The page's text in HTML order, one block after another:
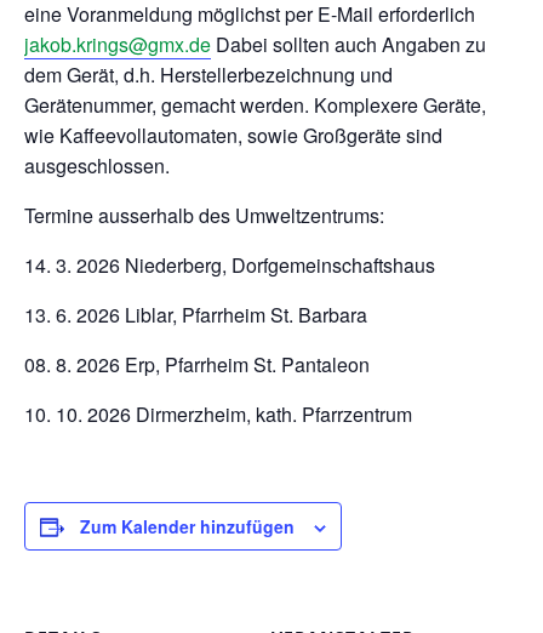
eine Voranmeldung möglichst per E-Mail erforderlich
jakob.krings@gmx.de Dabei sollten auch Angaben zu
dem Gerät, d.h. Herstellerbezeichnung und
Gerätenummer, gemacht werden. Komplexere Geräte,
wie Kaffeevollautomaten, sowie Großgeräte sind
ausgeschlossen.
Termine ausserhalb des Umweltzentrums:
14. 3. 2026 Niederberg, Dorfgemeinschaftshaus
13. 6. 2026 Liblar, Pfarrheim St. Barbara
08. 8. 2026 Erp, Pfarrheim St. Pantaleon
10. 10. 2026 Dirmerzheim, kath. Pfarrzentrum
Zum Kalender hinzufügen